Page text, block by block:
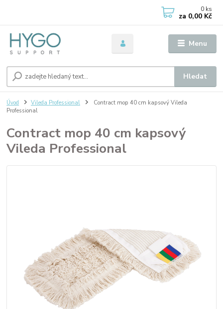
Menu
Hledat
0 ks
za 0,00 Kč
Úvod Vileda Professional
Contract mop 40 cm kapsový Vileda
Professional
Contract mop 40 cm kapsový
Vileda Professional